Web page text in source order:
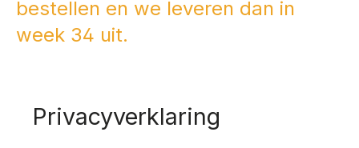
bestellen en we leveren dan in
week 34 uit.
Privacyverklaring